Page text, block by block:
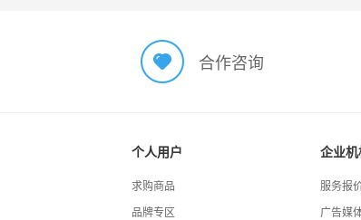
合作咨询
个人用户
求购商品
品牌专区
企业
服务报
广告媒